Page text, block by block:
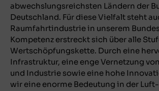
abwechslungsreichsten Ländern der
Deutschland. Für diese Vielfalt steht
Raumfahrtindustrie in unserem
Kompetenz erstreckt sich über alle
Wertschöpfungskette. Durch eine
Infrastruktur, eine enge Vernetzung
und Industrie sowie eine hohe
wir eine enorme Bedeutung in der